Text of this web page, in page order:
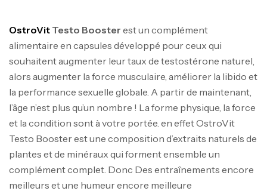
OstroVit Testo Booster est un complément
alimentaire en capsules développé pour ceux qui
souhaitent augmenter leur taux de testostérone naturel,
alors augmenter la force musculaire, améliorer la libido et
la performance sexuelle globale. A partir de maintenant,
l’âge n’est plus qu’un nombre ! La forme physique, la force
et la condition sont à votre portée. en effet OstroVit
Testo Booster est une composition d’extraits naturels de
plantes et de minéraux qui forment ensemble un
complément complet. Donc Des entraînements encore
meilleurs et une humeur encore meilleure